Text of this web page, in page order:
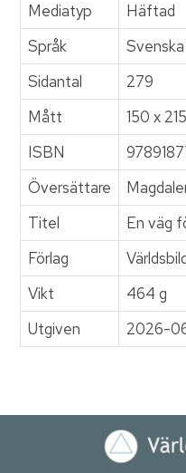
Mediatyp
Häftad
Språk
Svenska
Sidantal
279
Mått
150 x
ISBN
Översättare
Titel
En väg
Förlag
Vikt
464 g
Utgiven
2026-